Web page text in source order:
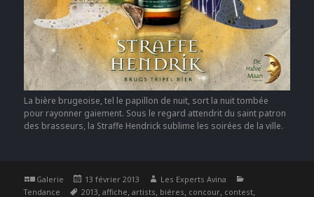
La bière brugeoise, tel le papillon de nuit, sort la nuit tombée
pour rayonner gaiement. Sous le regard attendrit du saint patron
des brasseurs, la Straffe Hendrick sublime les soirées de la ville.
Format
Galerie
Publié
le
13 février 2013 Auteur
Les Experts Avina
Tendance Étiquettes
2013,affiche,artists, biéres, concour, contest,